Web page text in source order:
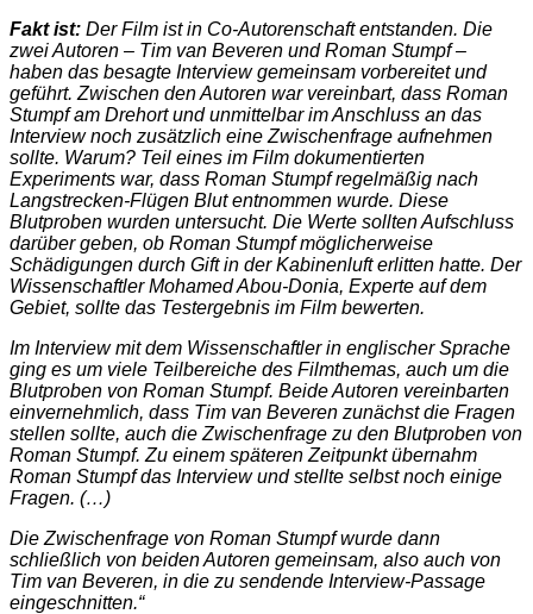
Fakt ist: Der Film ist in Co-Autorenschaft entstanden. Die
zwei Autoren – Tim van Beveren und Roman Stumpf –
haben das besagte Interview gemeinsam vorbereitet und
geführt. Zwischen den Autoren war vereinbart, dass Roman
Stumpf am Drehort und unmittelbar im Anschluss an das
Interview noch zusätzlich eine Zwischenfrage aufnehmen
sollte. Warum? Teil eines im Film dokumentierten
Experiments war, dass Roman Stumpf regelmäßig nach
Langstrecken-Flügen Blut entnommen wurde. Diese
Blutproben wurden untersucht. Die Werte sollten Aufschluss
darüber geben, ob Roman Stumpf möglicherweise
Schädigungen durch Gift in der Kabinenluft erlitten hatte. Der
Wissenschaftler Mohamed Abou-Donia, Experte auf dem
Gebiet, sollte das Testergebnis im Film bewerten.
Im Interview mit dem Wissenschaftler in englischer Sprache
ging es um viele Teilbereiche des Filmthemas, auch um die
Blutproben von Roman Stumpf. Beide Autoren vereinbarten
einvernehmlich, dass Tim van Beveren zunächst die Fragen
stellen sollte, auch die Zwischenfrage zu den Blutproben von
Roman Stumpf. Zu einem späteren Zeitpunkt übernahm
Roman Stumpf das Interview und stellte selbst noch einige
Fragen. (…)
Die Zwischenfrage von Roman Stumpf wurde dann
schließlich von beiden Autoren gemeinsam, also auch von
Tim van Beveren, in die zu sendende Interview-Passage
eingeschnitten.“